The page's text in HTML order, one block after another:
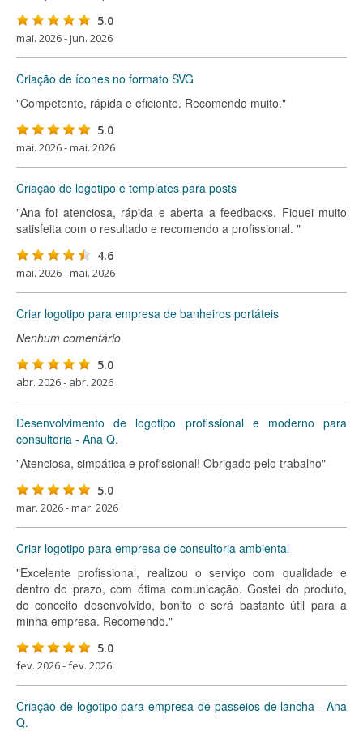
5.0
mai. 2026 - jun. 2026
Criação de ícones no formato SVG
"Competente, rápida e eficiente. Recomendo muito."
5.0
mai. 2026 - mai. 2026
Criação de logotipo e templates para posts
"Ana foi atenciosa, rápida e aberta a feedbacks. Fiquei muito
satisfeita com o resultado e recomendo a profissional. "
4.6
mai. 2026 - mai. 2026
Criar logotipo para empresa de banheiros portáteis
Nenhum comentário
5.0
abr. 2026 - abr. 2026
Desenvolvimento de logotipo profissional e moderno para
consultoria - Ana Q.
"Atenciosa, simpática e profissional! Obrigado pelo trabalho"
5.0
mar. 2026 - mar. 2026
Criar logotipo para empresa de consultoria ambiental
"Excelente profissional, realizou o serviço com qualidade e
dentro do prazo, com ótima comunicação. Gostei do produto,
do conceito desenvolvido, bonito e será bastante útil para a
minha empresa. Recomendo."
5.0
fev. 2026 - fev. 2026
Criação de logotipo para empresa de passeios de lancha - Ana
Q.